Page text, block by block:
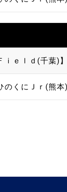
成事業
ｅｌｄ(千葉)】
くにＪｒ(熊本)